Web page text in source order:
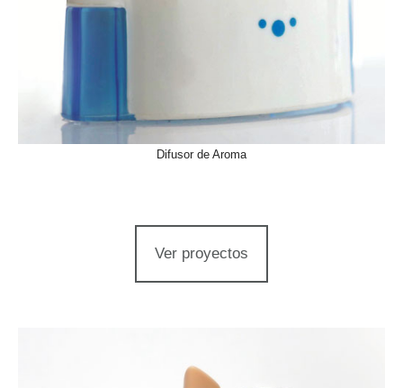
Difusor de Aroma
Ver proyectos